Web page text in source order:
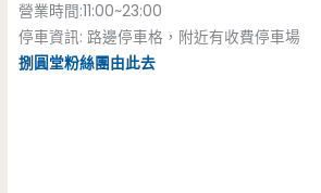
營業時間:11:00~23:00
停車資訊: 路邊停車格，附近有收費停車場
捌圓堂粉絲團由此去